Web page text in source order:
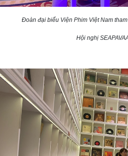
Đoàn đại biểu Viện Phim Việt Nam
Hội nghị